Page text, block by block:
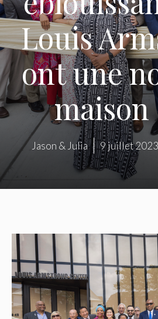
Louis
ont une
maison
Jason & Julia 9 juillet 2023